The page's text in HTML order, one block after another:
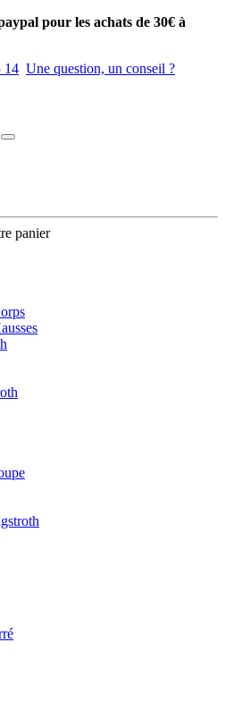
pour les achats de 30€ à
14 Une question, un conseil ?
panier